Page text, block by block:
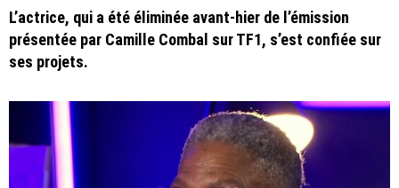
L’actrice, qui a été éliminée avant-hier de l’émission
présentée par Camille Combal sur TF1, s’est confiée sur
ses projets.